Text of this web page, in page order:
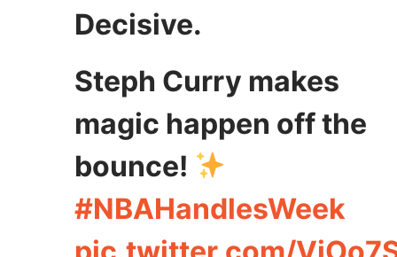
Decisive.
Steph Curry makes
magic happen off the
bounce!
#NBAHandlesWeek